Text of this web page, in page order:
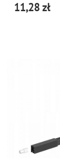
11,28 zł